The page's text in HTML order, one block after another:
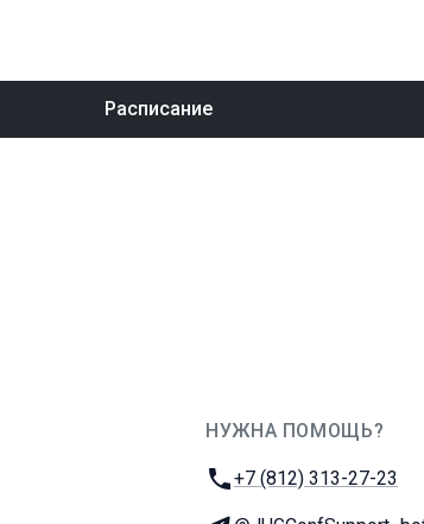
Расписание
НУЖНА ПОМОЩЬ?
Телефон:
+7 (812) 313-27-23